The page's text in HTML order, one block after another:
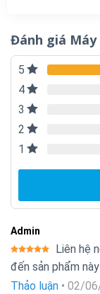
Đánh giá Máy
5
4
3
2
1
Admin
Được xếp
hạng
55
Liên hệ
đến sản phẩm này
Thảo luận • 02/